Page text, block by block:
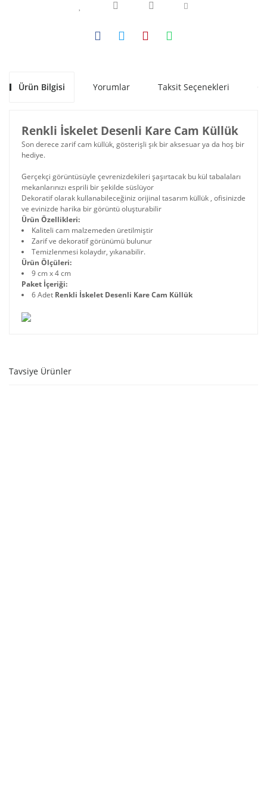
Ürün Bilgisi Yorumlar Taksit Seçenekleri
Renkli İskelet Desenli Kare Cam Küllük
Son derece zarif cam küllük, gösterişli şık bir aksesuar ya da hoş bir
hediye.
Gerçekçi görüntüsüyle çevrenizdekileri şaşırtacak bu kül tabalaları
mekanlarınızı esprili bir şekilde süslüyor
Dekoratif olarak kullanabileceğiniz orijinal tasarım küllük , ofisinizde
ve evinizde harika bir görüntü oluşturabilir
Ürün Özellikleri:
Kaliteli cam malzemeden üretilmiştir
Zarif ve dekoratif görünümü bulunur
Temizlenmesi kolaydır, yıkanabilir.
Ürün Ölçüleri:
9 cm x 4 cm
Paket İçeriği:
6 Adet Renkli İskelet Desenli Kare Cam Küllük
Tavsiye Ürünler